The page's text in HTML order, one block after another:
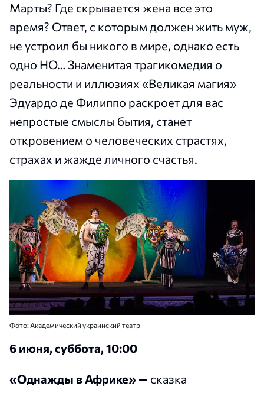
Марты? Где скрывается жена все это
время? Ответ, с которым должен жить муж,
не устроил бы никого в мире, однако есть
одно НО… Знаменитая трагикомедия о
реальности и иллюзиях «Великая магия»
Эдуардо де Филиппо раскроет для вас
непростые смыслы бытия, станет
откровением о человеческих страстях,
страхах и жажде личного счастья.
Фото: Академический украинский театр
6 июня, суббота, 10:00
«Однажды в Африке» — сказка